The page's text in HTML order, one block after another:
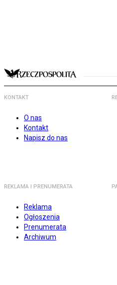
KONTAKT
O nas
Kontakt
Napisz do nas
REKLAMA I PRENUMERATA
Reklama
Ogłoszenia
Prenumerata
Archiwum